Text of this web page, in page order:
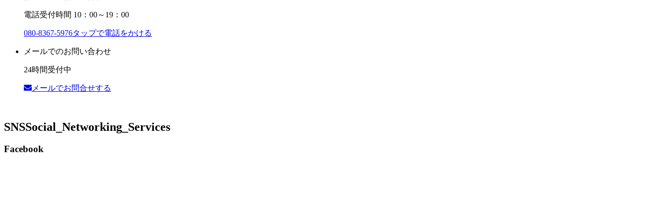
電話受付時間 10：00～19：00
080-8367-5976タップで電話をかける
メールでのお問い合わせ
24時間受付中
メールでお問合せする
SNSSocial_Networking_Services
Facebook